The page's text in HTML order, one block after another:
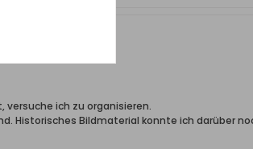
versuche ich zu organisieren.
Historisches Bildmaterial konnte ich darüber